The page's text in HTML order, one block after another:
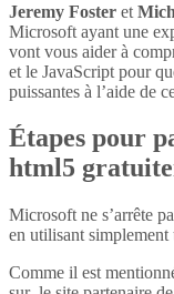
Jeremy Foster et
Microsoft ayant une
vont vous aider à
et le JavaScript pour
puissantes à l’aide de
Étapes pour
html5
Microsoft ne s’arrête
en utilisant simplement
Comme il est